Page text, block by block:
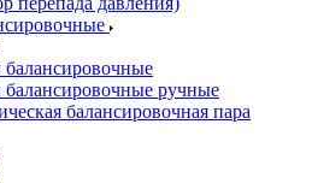
ручные
балансировочная пара